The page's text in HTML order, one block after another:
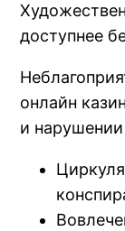
доступнее
онлайн
и нарушении